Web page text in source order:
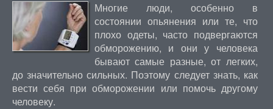
Многие люди, особенно в
состоянии опьянения или те, что
плохо одеты, часто подвергаются
обморожению, и они у человека
бывают самые разные, от легких,
до значительно сильных. Поэтому следует знать, как
вести себя при обморожении или помочь другому
человеку.